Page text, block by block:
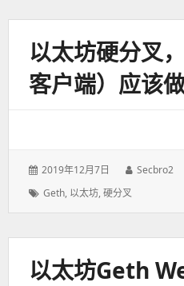
以太坊硬分叉
客户端）应该
发
于：
2019年12月7日
作
Secbro2
标
Geth, 以太坊,硬分叉
以太坊geth